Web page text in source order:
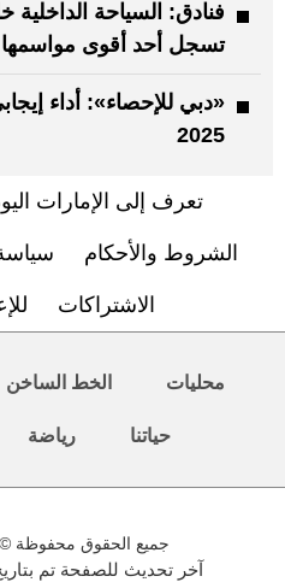
فنادق: السياحة
تسجل أحد أقوى مواسمها
«دبي للإحصاء»: أداء
2025
تعرف إلى الإمارات
الشروط والأحكام
الاشتراكات
محليات الخط الساخن
حياتنا رياضة
جميع الحقوق محفوظة © 2026 مؤسسة دبي
آخر تحديث للصفحة تم بتاريخ: 23 أبريل 2024